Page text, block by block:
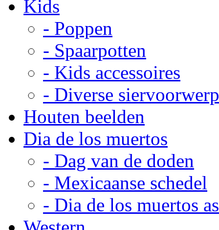
Kids
- Poppen
- Spaarpotten
- Kids accessoires
- Diverse
Houten beelden
Dia de los muertos
- Dag van de doden
- Mexicaanse schedel
- Dia de los muertos